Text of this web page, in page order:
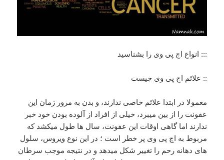
::: انواع اچ پی وی را بشناسید
:: علائم اچ پی وی چیست
معمولا در ابتدا علائم خاصی ندارند، و بدن به مرور زمان این
عفونت را از بین میبرد، خیلی از افراد از آلوده بودن خود خبر
ندارند اما گاهی اوقات این عفونت، سال ها طول میکشد که
مربوط به اچ پی وی پر خطر است ؛ در این نوع ویروس، سلول
های دهانه رحم را تغییر شکل میدهد و در نتیجه موجب سرطان